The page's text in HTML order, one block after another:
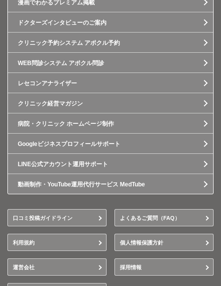
漫画でわかるプレミアム掲載
ドクターズインタビューのご案内
クリニック予約システム アポクル予約
WEB問診システム アポクル問診
レセコンアナライザー
クリニック経営マガジン
病院・クリニック ホームページ制作
Googleビジネスプロフィールサポート
LINE公式アカウント運用サポート
動画制作・YouTube運用代行サービス MedTube
口コミ投稿ガイドライン よくあるご質問（FAQ）
利用規約 個人情報保護方針
運営会社 採用情報